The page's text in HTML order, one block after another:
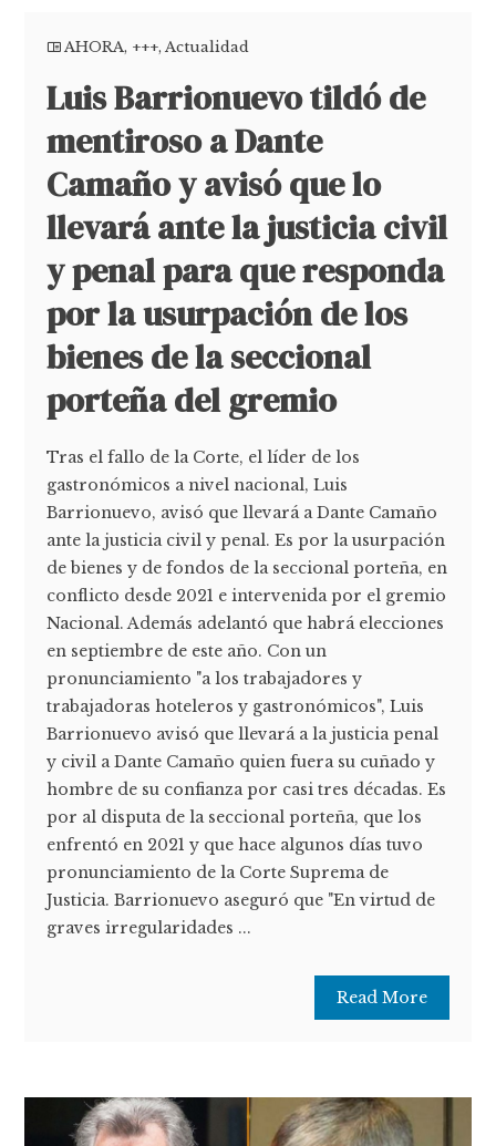
AHORA, +++,Actualidad
Luis Barrionuevo tildó de
mentiroso a Dante
Camaño y avisó que lo
llevará ante la justicia civil
y penal para que responda
por la usurpación de los
bienes de la seccional
porteña del gremio
Tras el fallo de la Corte, el líder de los
gastronómicos a nivel nacional, Luis
Barrionuevo, avisó que llevará a Dante Camaño
ante la justicia civil y penal. Es por la usurpación
de bienes y de fondos de la seccional porteña, en
conflicto desde 2021 e intervenida por el gremio
Nacional. Además adelantó que habrá elecciones
en septiembre de este año. Con un
pronunciamiento "a los trabajadores y
trabajadoras hoteleros y gastronómicos", Luis
Barrionuevo avisó que llevará a la justicia penal
y civil a Dante Camaño quien fuera su cuñado y
hombre de su confianza por casi tres décadas. Es
por al disputa de la seccional porteña, que los
enfrentó en 2021 y que hace algunos días tuvo
pronunciamiento de la Corte Suprema de
Justicia. Barrionuevo aseguró que "En virtud de
graves irregularidades ...
Read More